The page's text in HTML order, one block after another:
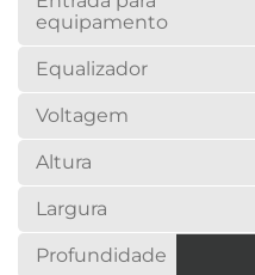
equipamento
Equalizador
Voltagem
Altura
Largura
Profundidade